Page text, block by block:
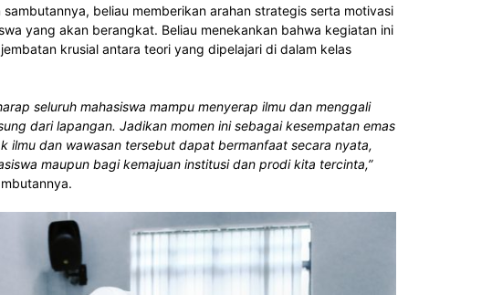
sambutannya, beliau memberikan arahan strategis serta motivasi
yang akan berangkat. Beliau menekankan bahwa kegiatan ini
krusial antara teori yang dipelajari di dalam kelas
seluruh mahasiswa mampu menyerap ilmu dan menggali
dari lapangan. Jadikan momen ini sebagai kesempatan emas
ilmu dan wawasan tersebut dapat bermanfaat secara nyata,
maupun bagi kemajuan institusi dan prodi kita tercinta,”